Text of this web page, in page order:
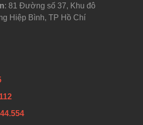
: 81 Đường số 37, Khu đô
Hiệp Bình, TP Hồ Chí